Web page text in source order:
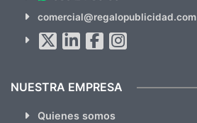
hacemos Spam)
comercial@regalopublicidad.com
NUESTRA EMPRESA
Quienes somos